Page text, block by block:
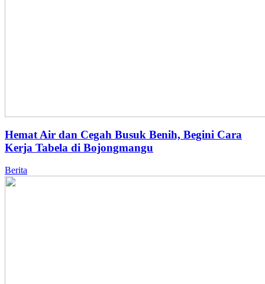
Hemat Air dan Cegah Busuk Benih, Begini Cara
Kerja Tabela di Bojongmangu
Berita